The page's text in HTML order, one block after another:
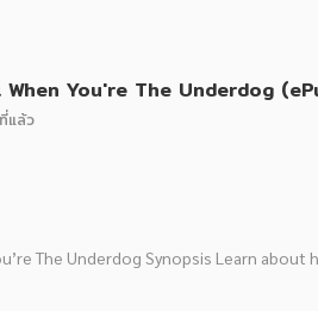
How to Win a Civil Law Suit
แล้ว
The Underdog Synopsis Learn